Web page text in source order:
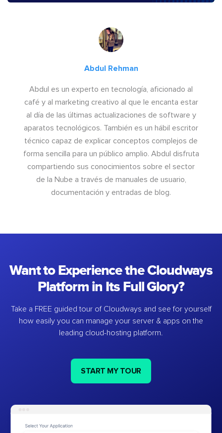
Abdul Rehman
Abdul es un experto en tecnología, aficionado al
café y al marketing creativo al que le encanta estar
al día de las últimas actualizaciones de software y
aparatos tecnológicos. También es un hábil escritor
técnico capaz de explicar conceptos complejos de
forma sencilla para un público amplio. Abdul disfruta
compartiendo sus conocimientos sobre el sector
de la Nube a través de manuales de usuario,
documentación y entradas de blog.
Want to Experience the Cloudways
Platform in Its Full Glory?
Take a FREE guided tour of Cloudways and see for yourself
how easily you can manage your server & apps on the
leading cloud-hosting platform.
START MY TOUR